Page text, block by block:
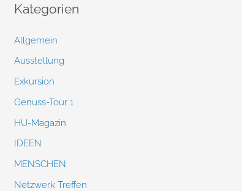
Kategorien
Allgemein
Ausstellung
Exkursion
Genuss-Tour 1
HU-Magazin
IDEEN
MENSCHEN
Netzwerk Treffen